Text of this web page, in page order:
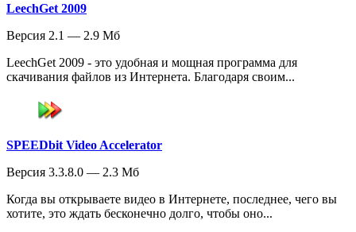
LeechGet 2009
Версия 2.1 — 2.9 Мб
LeechGet 2009 - это удобная и мощная программа для
скачивания файлов из Интернета. Благодаря своим...
SPEEDbit Video Accelerator
Версия 3.3.8.0 — 2.3 Мб
Когда вы открываете видео в Интернете, последнее, чего вы
хотите, это ждать бесконечно долго, чтобы оно...